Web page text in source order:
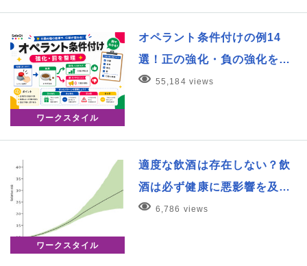
ワークスタイル
オペラント条件付けの例14
選！正の強化・負の強化を…
55,184 views
ワークスタイル
適度な飲酒は存在しない？飲
酒は必ず健康に悪影響を及…
6,786 views